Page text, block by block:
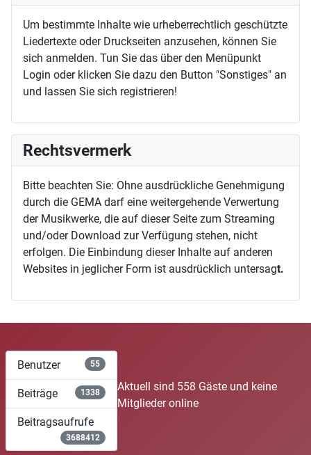
Um bestimmte Inhalte wie urheberrechtlich geschützte
Liedertexte oder Druckseiten anzusehen, können Sie
sich anmelden. Tun Sie das über den Menüpunkt
Login oder klicken Sie dazu den Button "Sonstiges" an
und lassen Sie sich registrieren!
Rechtsvermerk
Bitte beachten Sie: Ohne ausdrückliche Genehmigung
durch die GEMA darf eine weitergehende Verwertung
der Musikwerke, die auf dieser Seite zum Streaming
und/oder Download zur Verfügung stehen, nicht
erfolgen. Die Einbindung dieser Inhalte auf anderen
Websites in jeglicher Form ist ausdrücklich untersagt.
Benutzer 55
Beiträge 1338
Beitragsaufrufe
3688412
Aktuell sind 558 Gäste und keine
Mitglieder online